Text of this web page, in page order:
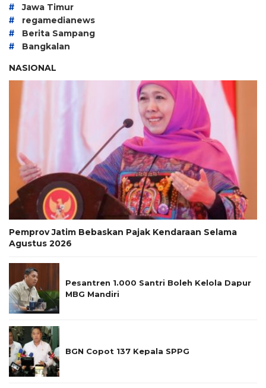
# Jawa Timur
# regamedianews
# Berita Sampang
#
Bangkalan
NASIONAL
Pemprov Jatim Bebaskan Pajak Kendaraan Selama
Agustus 2026
Pesantren 1.000 Santri Boleh Kelola Dapur
MBG Mandiri
BGN Copot 137 Kepala SPPG